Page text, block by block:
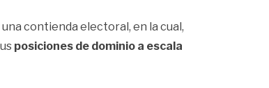
contienda electoral, en la cual,
posiciones de dominio a escala